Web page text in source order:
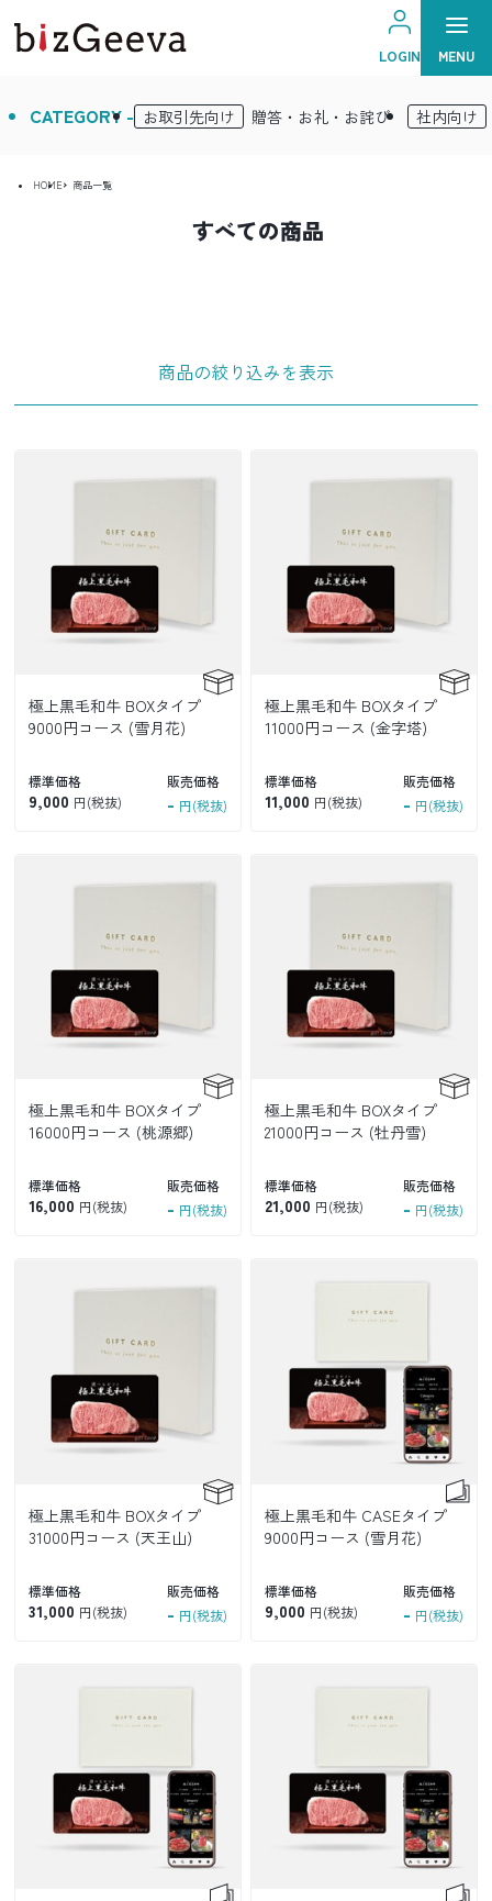
MENU
LOGIN
CATEGORY - お取引先向け 贈答・お礼・お詫び 社内向け
HOME 商品一覧
すべての商品
商品の絞り込みを表示
極上黒毛和牛 BOXタイプ
9000円コース (雪月花)
標準価格
9,000 円(税抜)
販売価格
- 円(税抜)
極上黒毛和牛 BOXタイプ
11000円コース (金字塔)
標準価格
11,000 円(税抜)
販売価格
- 円(税抜)
極上黒毛和牛 BOXタイプ
16000円コース (桃源郷)
標準価格
16,000 円(税抜)
販売価格
- 円(税抜)
極上黒毛和牛 BOXタイプ
21000円コース (牡丹雪)
標準価格
21,000 円(税抜)
販売価格
- 円(税抜)
極上黒毛和牛 BOXタイプ
31000円コース (天王山)
標準価格
31,000 円(税抜)
販売価格
- 円(税抜)
極上黒毛和牛 CASEタイプ
9000円コース (雪月花)
標準価格
9,000 円(税抜)
販売価格
- 円(税抜)